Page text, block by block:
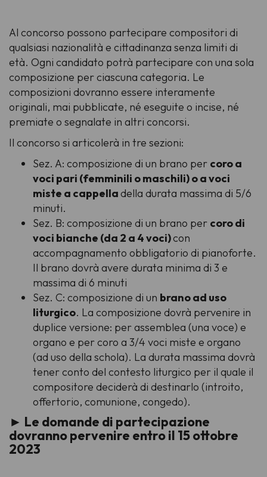
Al concorso possono partecipare compositori di
qualsiasi nazionalità e cittadinanza senza limiti di
età. Ogni candidato potrà partecipare con una sola
composizione per ciascuna categoria. Le
composizioni dovranno essere interamente
originali, mai pubblicate, né eseguite o incise, né
premiate o segnalate in altri concorsi.
Il concorso si articolerà in tre sezioni:
Sez. A: composizione di un brano per coro a
voci pari (femminili o maschili) o a voci
miste a cappelladella durata massima di 5/6
minuti.
Sez. B: composizione di un brano per coro di
voci bianche (da 2 a 4 voci)con
accompagnamento obbligatorio di pianoforte.
Il brano dovrà avere durata minima di 3 e
massima di 6 minuti
Sez. C: composizione di un brano ad uso
liturgico. La composizione dovrà pervenire in
duplice versione: per assemblea (una voce) e
organo e per coro a 3/4 voci miste e organo
(ad uso della schola). La durata massima dovrà
tener conto del contesto liturgico per il quale il
compositore deciderà di destinarlo (introito,
offertorio, comunione, congedo).
► Le domande di partecipazione
dovranno pervenire entro il 15 ottobre
2023